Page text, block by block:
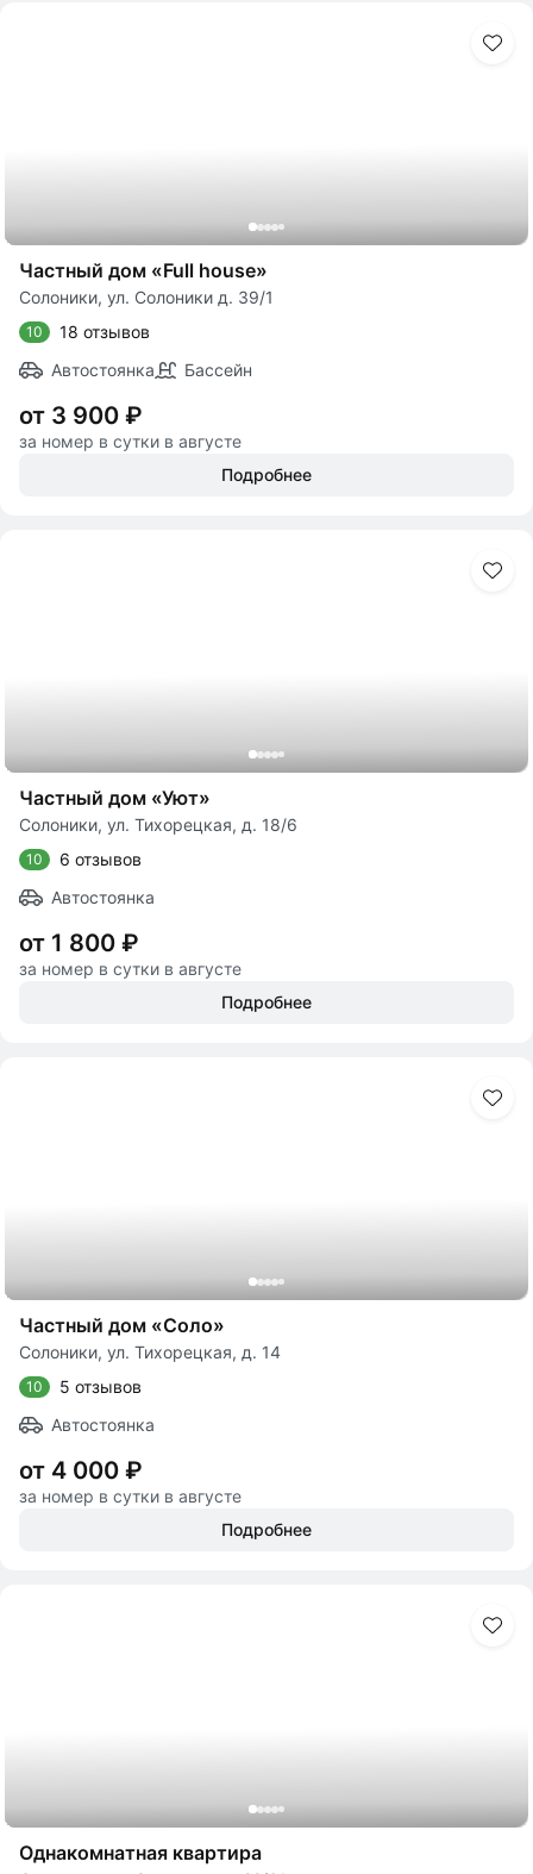
Частный дом «Full house»
Солоники, ул. Солоники д. 39/1
10
18 отзывов
Автостоянка
Бассейн
от 3 900 ₽
за номер в сутки в августе
Подробнее
Частный дом «Уют»
Солоники, ул. Тихорецкая, д. 18/6
10
6 отзывов
Автостоянка
от 1 800 ₽
за номер в сутки в августе
Подробнее
Частный дом «Соло»
Солоники, ул. Тихорецкая, д. 14
10
5 отзывов
Автостоянка
от 4 000 ₽
за номер в сутки в августе
Подробнее
Однакомнатная квартира